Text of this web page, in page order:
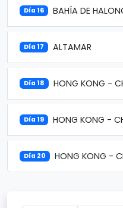
Día 16 BAHÍA DE
Día 17 ALTAMAR
Día 18 HONG KONG -
Día 19 HONG KONG -
Día 20 HONG KONG -